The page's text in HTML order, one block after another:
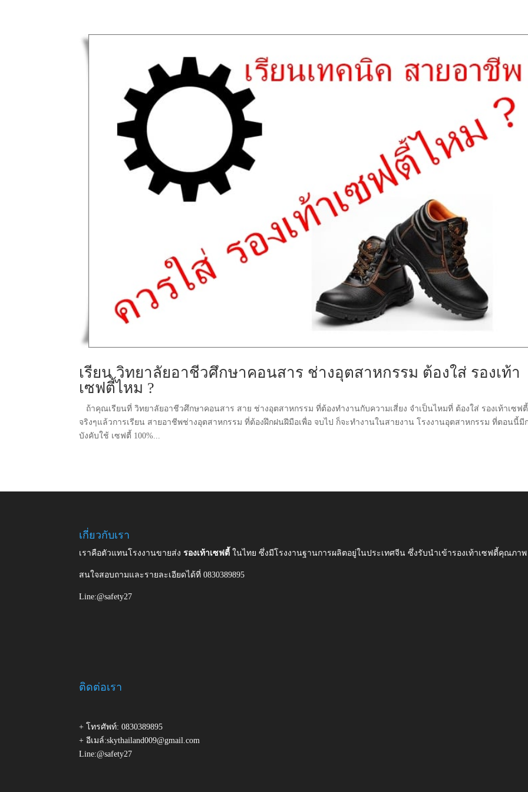
เรียน วิทยาลัยอาชีวศึกษาคอนสาร ช่างอุตสาหกรรม ต้องใส่ รองเท้า
เซฟตี้ไหม ?
ถ้าคุณเรียนที่ วิทยาลัยอาชีวศึกษาคอนสาร สาย ช่างอุตสาหกรรม ที่ต้องทำงานกับความเสี่ยง จำเป็นไหมที่ ต้องใส่ รองเท้าเซฟตี้
จริงๆแล้วการเรียน สายอาชีพช่างอุตสาหกรรม ที่ต้องฝึกฝนฝีมือเพื่อ จบไป ก็จะทำงานในสายงาน โรงงานอุตสาหกรรม ที่ตอนนี้มี
บังคับใช้ เซฟตี้ 100%...
เกี่ยวกับเรา
เราคือตัวแทนโรงงานขายส่งรองเท้าเซฟตี้ในไทย ซึ่งมีโรงงานฐานการผลิตอยู่ในประเทศจีน ซึ่งรับนำเข้ารองเท้าเซฟตี้คุณภ
สนใจสอบถามและรายละเอียดได้ที่ 0830389895
Line:@safety27
ติดต่อเรา
+ โทรศัพท์: 0830389895
+ อีเมล์:skythailand009@gmail.com
Line:@safety27